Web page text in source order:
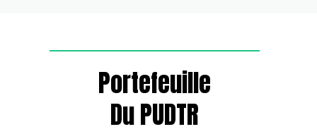
Portefeuille
Du PUDTR